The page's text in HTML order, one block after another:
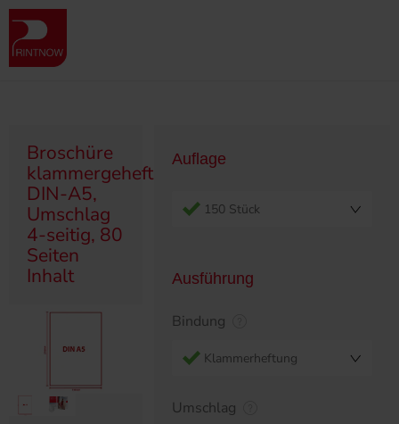
" >
Produktübersicht
Broschüre klammergeheftet, DIN-A5, Umschlag 4-seitig, 80 Seiten
Inhalt
Broschüre
klammergeheftet,
DIN-A5,
Umschlag
4-seitig, 80
Seiten
Inhalt
Auflage
150 Stück
Ausführung
Bindung
Klammerheftung
Umschlag